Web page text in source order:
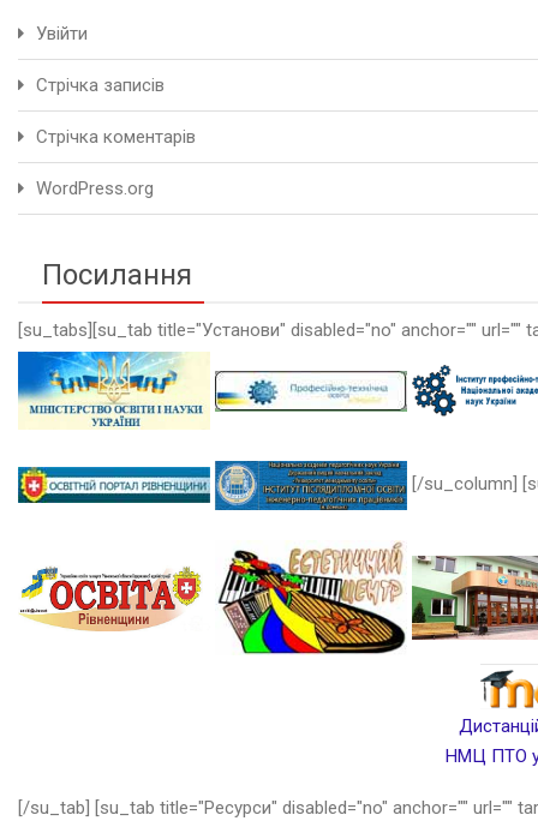
Увійти
Стрічка записів
Стрічка коментарів
WordPress.org
Посилання
[su_tabs][su_tab title="Установи" disabled="no" anchor=""
[/su_column]
НМЦ ПТО у
[/su_tab] [su_tab title="Ресурси" disabled="no" anchor="" url=""